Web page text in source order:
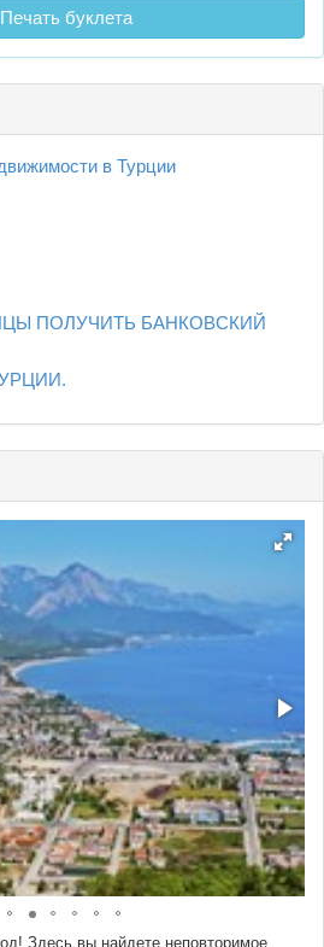
буклета
в Турции
ПОЛУЧИТЬ БАНКОВСКИЙ
Здесь вы найдете неповторимое